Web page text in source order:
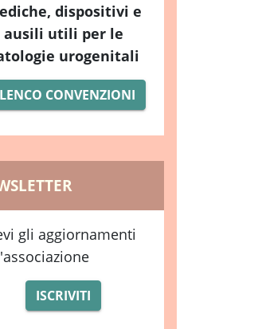
dispositivi e
ausili utili per le
urogenitali
CONVENZIONI
gli aggiornamenti
ISCRIVITI